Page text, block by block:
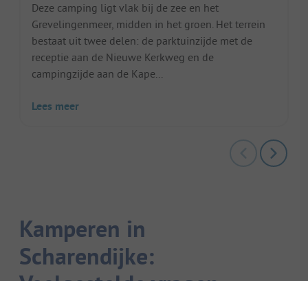
Deze camping ligt vlak bij de zee en het
Grevelingenmeer, midden in het groen. Het terrein
bestaat uit twee delen: de parktuinzijde met de
receptie aan de Nieuwe Kerkweg en de
campingzijde aan de Kape...
Lees meer
Kamperen in
Scharendijke: